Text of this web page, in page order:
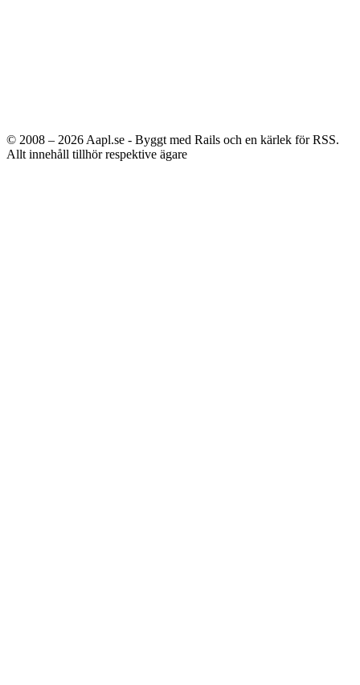
© 2008 – 2026 Aapl.se - Byggt med Rails och en kärlek för RSS.
Allt innehåll tillhör respektive ägare